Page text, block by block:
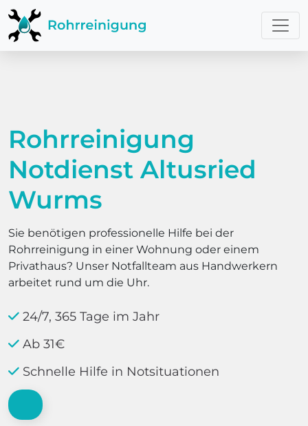
Rohrreinigung
Notdienst Altusried
Wurms
Sie benötigen professionelle Hilfe bei der
Rohrreinigung in einer Wohnung oder einem
Privathaus? Unser Notfallteam aus Handwerkern
arbeitet rund um die Uhr.
24/7, 365 Tage im Jahr
Ab 31€
Schnelle Hilfe in Notsituationen